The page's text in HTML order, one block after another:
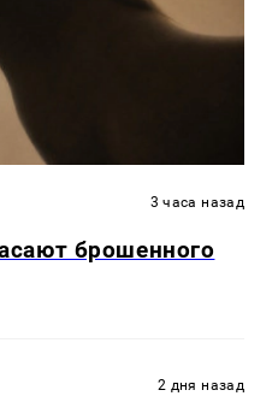
3 часа назад
брошенного
2 дня назад